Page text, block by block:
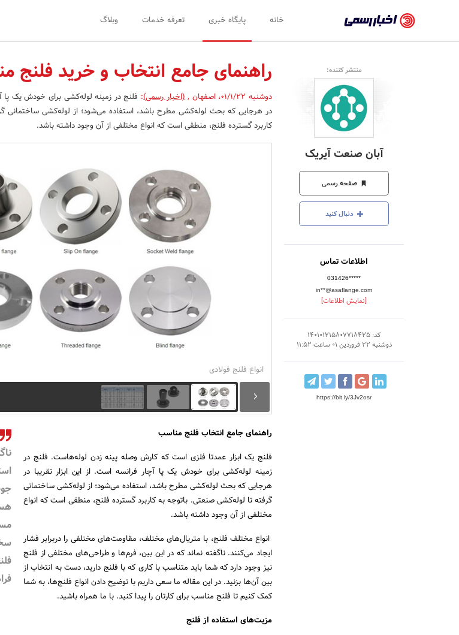
رسمی
-
اخبار
تایید
شده
شرکت‌ها،
سازمان‌ها
و
روابط
عمومی‌ها
خانه پایگاه خبری تعرفه خدمات وبلاگ
منتشر کننده:
آبان صنعت آیریک
صفحه رسمی
دنبال کنید
اطلاعات تماس
031426*****
in**@asaflange.com
[نمایش اطلاعات]
کد: 140101215807718425
دوشنبه 22 فروردین 01 ساعت 11:52
https://bit.ly/3Jv2osr
راهنمای جامع انتخاب و خرید فلنج
دوشنبه 01/1/22 ،اصفهان ,(اخبار رسمی): فلنج در زمینه لوله‌کشی برای خودش یک پا
در هرجایی که بحث لوله‌کشی مطرح باشد، استفاده می‌شود؛ از لوله‌کشی ساختمانی
کاربرد گسترده فلنج، منطقی است که انواع مختلفی از آن وجود داشته باشد.
انواع فلنج فولادی
راهنمای جامع انتخاب فلنج مناسب
فلنج یک ابزار عمدتا فلزی است که کارش وصله پینه زدن لوله‌هاست. فلنج در
زمینه لوله‌کشی برای خودش یک پا آچار فرانسه است. از این ابزار تقریبا در
هرجایی که بحث لوله‌کشی مطرح باشد، استفاده می‌شود؛ از لوله‌کشی ساختمانی
گرفته تا لوله‌کشی صنعتی. باتوجه‌ به کاربرد گسترده فلنج، منطقی است که انواع
مختلفی از آن وجود داشته باشد.
انواع مختلف فلنج، با متریال‌های مختلف، مقاومت‌های مختلفی را دربرابر فشار
ایجاد می‌کنند. ناگفته نماند که در این بین، فرم‌ها و طراحی‌های مختلفی از فلنج
نیز وجود دارد که شما باید متناسب با کاری که با فلنج دارید، دست به انتخاب از
بین آن‌ها بزنید. در این مقاله ما سعی داریم با توضیح دادن انواع فلنج‌ها، به شما
کمک کنیم تا فلنج مناسب برای کارتان را پیدا کنید. با ما همراه باشید.
مزیت‌های استفاده از فلنج